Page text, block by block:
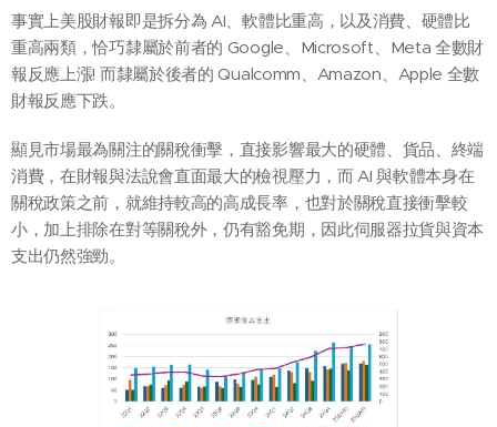
事實上美股財報即是拆分為 AI、軟體比重高，以及消費、硬體比
重高兩類，恰巧隸屬於前者的 Google、Microsoft、Meta 全數財
報反應上漲! 而隸屬於後者的 Qualcomm、Amazon、Apple 全數
財報反應下跌。
顯見市場最為關注的關稅衝擊，直接影響最大的硬體、貨品、終端
消費，在財報與法說會直面最大的檢視壓力，而 AI 與軟體本身在
關稅政策之前，就維持較高的高成長率，也對於關稅直接衝擊較
小，加上排除在對等關稅外，仍有豁免期，因此伺服器拉貨與資本
支出仍然強勁。